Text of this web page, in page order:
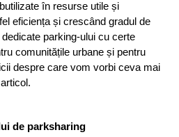
în resurse utile și
eficiența și crescând gradul de
parking-ului cu certe
comunitățile urbane și pentru
despre care vom vorbi ceva mai
de parksharing